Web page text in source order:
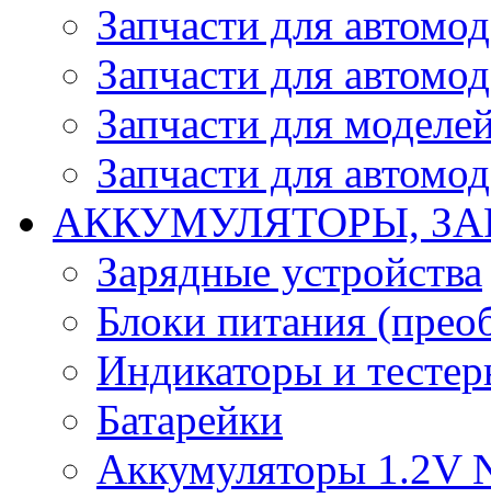
Запчасти для
Запчасти для
Запчасти для
Запчасти для
АККУМУЛЯТОРЫ,
Зарядные устройства
Блоки питания
Индикаторы и
Батарейки
Аккумуляторы 1.2V